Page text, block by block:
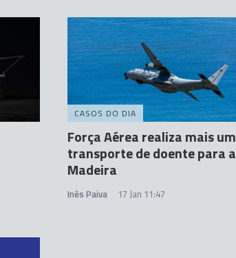
CASOS DO DIA
Força Aérea realiza mais um
transporte de doente para a
Madeira
Inês Paiva 17 Jan 11:47